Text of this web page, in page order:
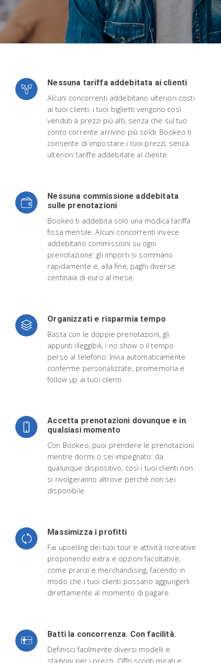
Nessuna tariffa addebitata ai clienti
Alcuni concorrenti addebitano ulteriori costi
ai tuoi clienti: i tuoi biglietti vengono così
venduti a prezzi più alti, senza che sul tuo
conto corrente arrivino più soldi. Bookeo ti
consente di impostare i tuoi prezzi, senza
ulteriori tariffe addebitate al cliente.
Nessuna commissione addebitata
sulle prenotazioni
Bookeo ti addebita solo una modica tariffa
fissa mensile. Alcuni concorrenti invece
addebitano commissioni su ogni
prenotazione: gli importi si sommano
rapidamente e, alla fine, paghi diverse
centinaia di euro al mese.
Organizzati e risparmia tempo
Basta con le doppie prenotazioni, gli
appunti illeggibili, i no show o il tempo
perso al telefono. Invia automaticamente
conferme personalizzate, promemoria e
follow up ai tuoi clienti.
Accetta prenotazioni dovunque e in
qualsiasi momento
Con Bookeo, puoi prendere le prenotazioni
mentre dormi o sei impegnato: da
qualunque dispositivo, così i tuoi clienti non
si rivolgeranno altrove perché non sei
disponibile.
Massimizza i profitti
Fai upselling dei tuoi tour e attività ricreative
proponendo extra e opzioni facoltative,
come pranzi e merchandising, facendo in
modo che i tuoi clienti possano aggiungerli
direttamente al momento di pagare.
Batti la concorrenza. Con facilità.
Definisci facilmente diversi modelli e
stagioni per i prezzi. Offri sconti mirati e